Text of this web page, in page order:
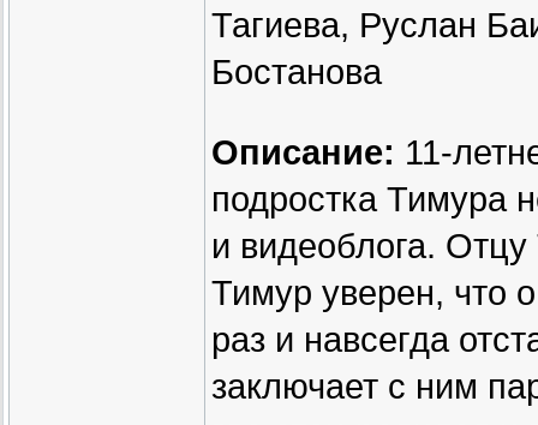
Тагиева, Руслан
Бостанова
Описание: 11-
подростка Тимура
и видеоблога.
Тимур уверен, что
раз и навсегда
заключает с ним